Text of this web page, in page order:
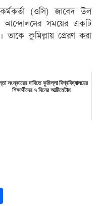
কর্মকর্তা (ওসি) জাবেদ উল
আন্দোলনের সময়ের একটি
তাকে কুমিল্লায় প্রেরণ করা
সংস্কারের দাবিতে কুমিল্লা বিশ্ববিদ্যালয়ের
শিক্ষার্থীদের ৭ দিনের আল্টিমেটাম